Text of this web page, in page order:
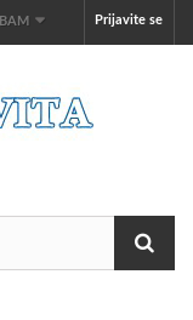
Prijavite se
BAM